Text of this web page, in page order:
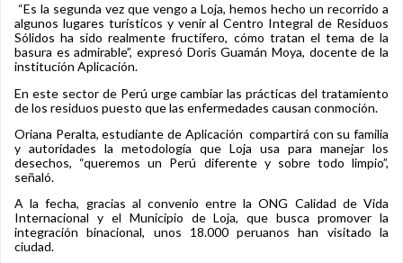
“Es la segunda vez que vengo a Loja, hemos hecho un recorrido a
algunos lugares turísticos y venir al Centro Integral de Residuos
Sólidos ha sido realmente fructífero, cómo tratan el tema de la
basura es admirable”, expresó Doris Guamán Moya, docente de la
institución Aplicación.
En este sector de Perú urge cambiar las prácticas del tratamiento
de los residuos puesto que las enfermedades causan conmoción.
Oriana Peralta, estudiante de Aplicación compartirá con su familia
y autoridades la metodología que Loja usa para manejar los
desechos, “queremos un Perú diferente y sobre todo limpio”,
señaló.
A la fecha, gracias al convenio entre la ONG Calidad de Vida
Internacional y el Municipio de Loja, que busca promover la
integración binacional, unos 18.000 peruanos han visitado la
ciudad.